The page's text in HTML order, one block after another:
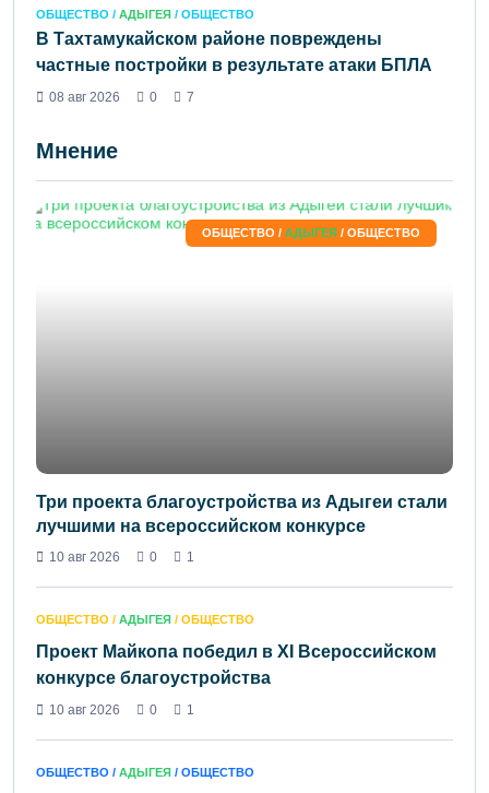
ОБЩЕСТВО / АДЫГЕЯ / ОБЩЕСТВО
В Тахтамукайском районе повреждены
частные постройки в результате атаки БПЛА
08 авг 2026 0 7
Мнение
ОБЩЕСТВО / АДЫГЕЯ / ОБЩЕСТВО
Три проекта благоустройства из Адыгеи стали
лучшими на всероссийском конкурсе
10 авг 2026 0 1
ОБЩЕСТВО / АДЫГЕЯ / ОБЩЕСТВО
Проект Майкопа победил в XI Всероссийском
конкурсе благоустройства
10 авг 2026 0 1
ОБЩЕСТВО / АДЫГЕЯ / ОБЩЕСТВО